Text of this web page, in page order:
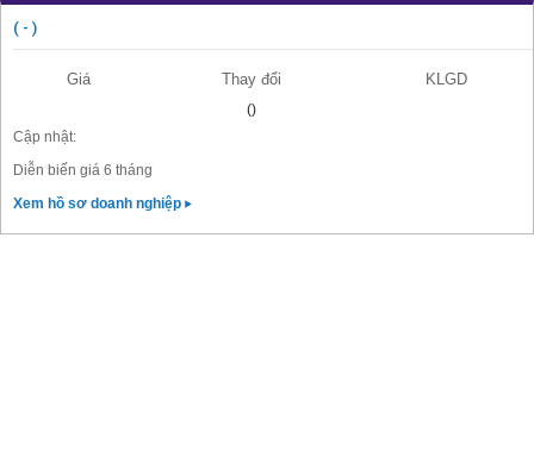
( - )
Giá Thay đổi KLGD
()
Cập nhật:
Diễn biến giá 6 tháng
Xem hồ sơ doanh nghiệp